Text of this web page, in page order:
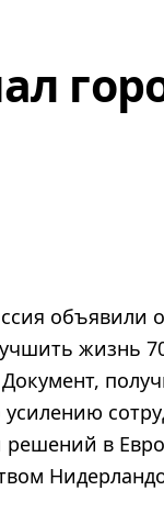
объявили
жизнь
в